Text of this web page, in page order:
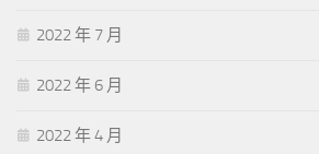
2022 年 7 月
2022 年 6 月
2022 年 4 月